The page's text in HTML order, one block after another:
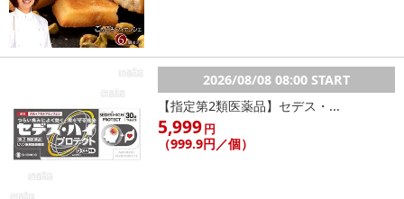
2026/08/08 08:00 START
【指定第2類医薬品】セデス・...
5,999円
（999.9円／個）